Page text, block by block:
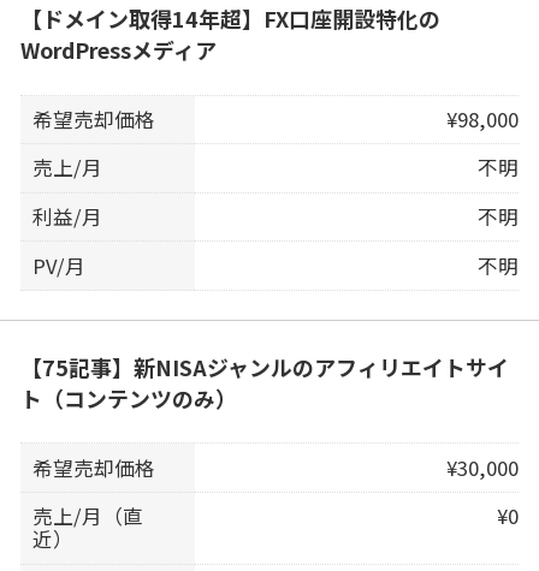
【ドメイン取得14年超】FX口座開設特化の
WordPressメディア
希望売却価格
¥98,000
売上/月
不明
利益/月
不明
PV/月
不明
【75記事】新NISAジャンルのアフィリエイトサイ
ト（コンテンツのみ）
希望売却価格
¥30,000
売上/月（直
近）
¥0